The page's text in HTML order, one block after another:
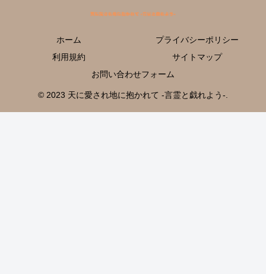
ホーム
プライバシーポリシー
利用規約
サイトマップ
お問い合わせフォーム
© 2023 天に愛され地に抱かれて -言霊と戯れよう-.